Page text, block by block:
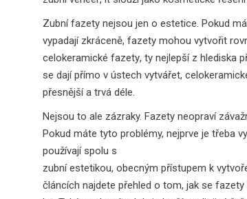
Zubní fazety nejsou jen o estetice. Pokud
vypadají zkráceně, fazety mohou vytvořit
celokeramické fazety, ty nejlepší z hlediska
se dají přímo v ústech vytvářet,
přesnější a trvá déle.
Nejsou to ale zázraky. Fazety neopraví
Pokud máte tyto problémy, nejprve je třeba
používají spolu s
zubní estetikou, obecným přístupem k
článcích najdete přehled o tom, jak se